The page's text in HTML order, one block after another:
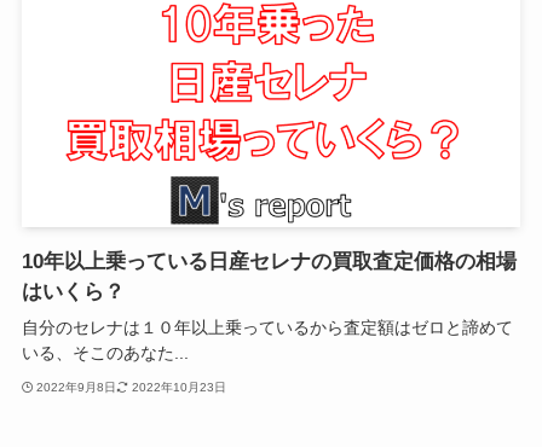
10年以上乗っている日産セレナの買取査定価格の相場
はいくら？
自分のセレナは１０年以上乗っているから査定額はゼロと諦めて
いる、そこのあなた...
2022年9月8日 2022年10月23日